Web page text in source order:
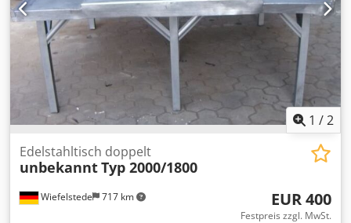
1 /2
Wiefelstede 717 km
Edelstahltisch doppelt
unbekanntTyp 2000/1800
EUR 400
Festpreis zzgl. MwSt.